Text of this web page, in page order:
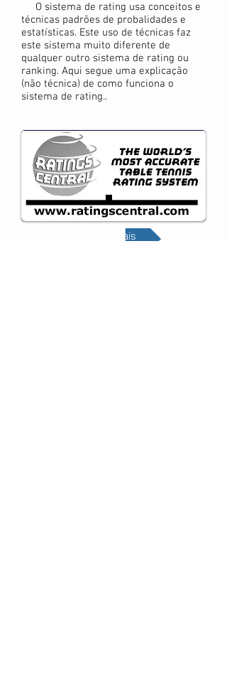
O sistema de rating usa conceitos e
técnicas padrões de probalidades e
estatísticas. Este uso de técnicas faz
este sistema muito diferente de
qualquer outro sistema de rating ou
ranking. Aqui segue uma explicação
(não técnica) de como funciona o
sistema de rating..
Leia mais